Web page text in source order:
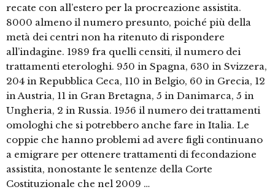
recate con all’estero per la procreazione assistita.
8000 almeno il numero presunto, poiché più della
metà dei centri non ha ritenuto di rispondere
all’indagine. 1989 fra quelli censiti, il numero dei
trattamenti eterologhi. 950 in Spagna, 630 in Svizzera,
204 in Repubblica Ceca, 110 in Belgio, 60 in Grecia, 12
in Austria, 11 in Gran Bretagna, 5 in Danimarca, 5 in
Ungheria, 2 in Russia. 1956 il numero dei trattamenti
omologhi che si potrebbero anche fare in Italia. Le
coppie che hanno problemi ad avere figli continuano
a emigrare per ottenere trattamenti di fecondazione
assistita, nonostante le sentenze della Corte
Costituzionale che nel 2009 …